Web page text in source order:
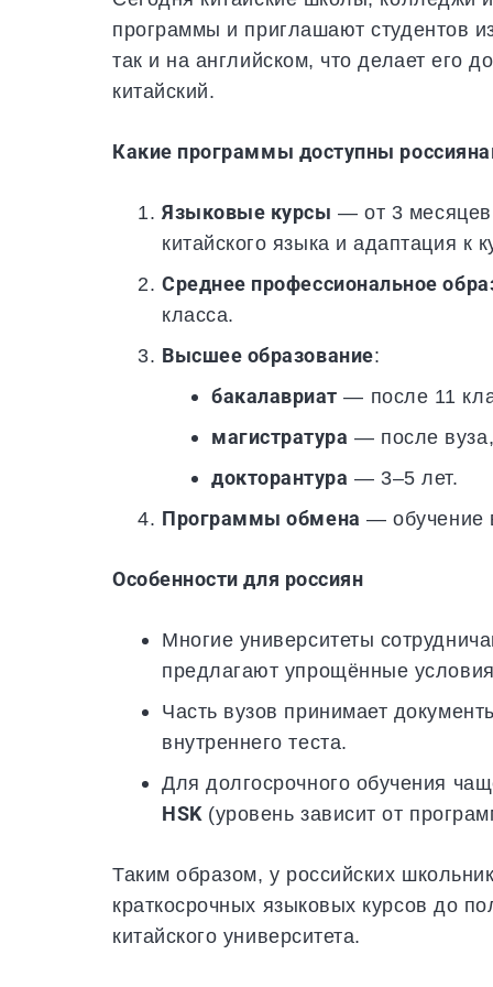
программы и приглашают студентов
так и на английском, что делает его
китайский.
Какие программы доступны
Языковые курсы — от 3 месяцев
китайского языка и адаптация к
Среднее профессиональное
класса.
Высшее образование:
бакалавриат — после 11
магистратура — после
докторантура — 3–5 лет.
Программы обмена — обучение
Особенности для россиян
Многие университеты
предлагают упрощённые
Часть вузов принимает
внутреннего теста.
Для долгосрочного обучения
HSK(уровень зависит от
Таким образом, у российских
краткосрочных языковых курсов до
китайского университета.